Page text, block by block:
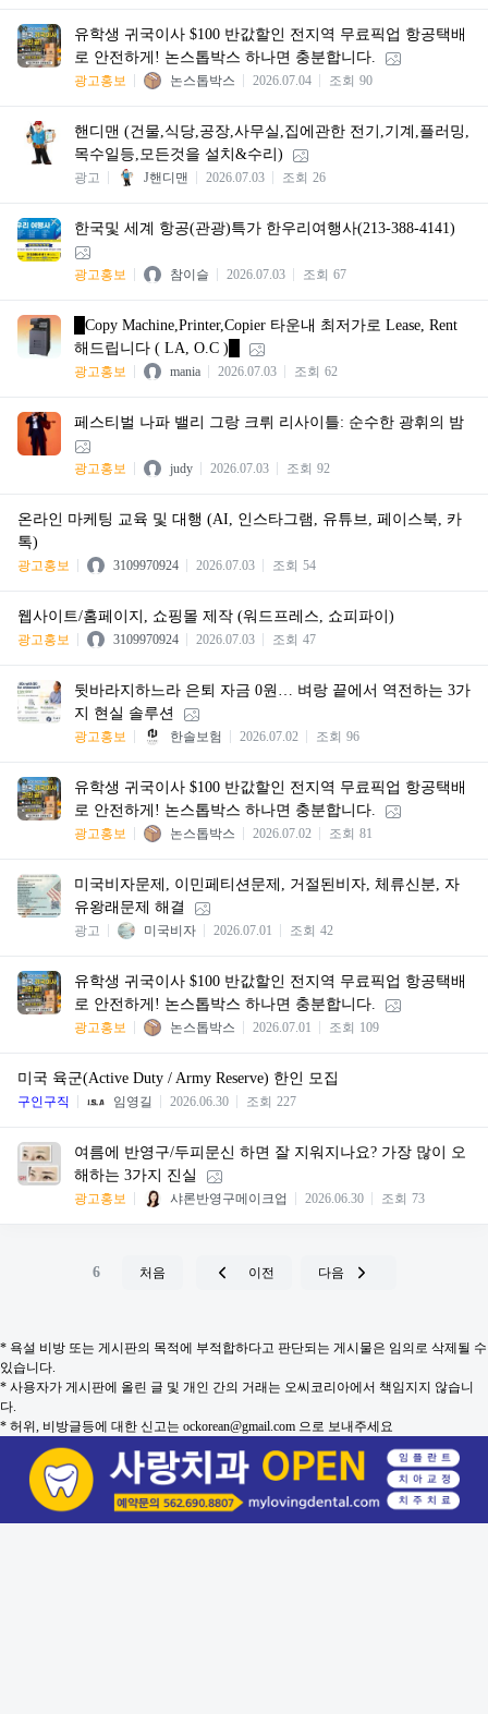
유학생 귀국이사 $100 반값할인 전지역 무료픽업 항공택배
로 안전하게! 논스톱박스 하나면 충분합니다.
광고홍보 논스톱박스 2026.07.04 조회 90
핸디맨 (건물,식당,공장,사무실,집에관한 전기,기계,플러밍,
목수일등,모든것을 설치&수리)
광고 J핸디맨 2026.07.03 조회 26
한국및 세계 항공(관광)특가 한우리여행사(213-388-4141)
광고홍보 참이슬 2026.07.03 조회 67
█Copy Machine,Printer,Copier 타운내 최저가로 Lease, Rent
해드립니다 ( LA, O.C )█
광고홍보 mania 2026.07.03 조회 62
페스티벌 나파 밸리 그랑 크뤼 리사이틀: 순수한 광휘의 밤
광고홍보 judy 2026.07.03 조회 92
온라인 마케팅 교육 및 대행 (AI, 인스타그램, 유튜브, 페이스북, 카
톡)
광고홍보 3109970924 2026.07.03 조회 54
웹사이트/홈페이지, 쇼핑몰 제작 (워드프레스, 쇼피파이)
광고홍보 3109970924 2026.07.03 조회 47
뒷바라지하느라 은퇴 자금 0원… 벼랑 끝에서 역전하는 3가
지 현실 솔루션
광고홍보 한솔보험 2026.07.02 조회 96
유학생 귀국이사 $100 반값할인 전지역 무료픽업 항공택배
로 안전하게! 논스톱박스 하나면 충분합니다.
광고홍보 논스톱박스 2026.07.02 조회 81
미국비자문제, 이민페티션문제, 거절된비자, 체류신분, 자
유왕래문제 해결
광고 미국비자 2026.07.01 조회 42
유학생 귀국이사 $100 반값할인 전지역 무료픽업 항공택배
로 안전하게! 논스톱박스 하나면 충분합니다.
광고홍보 논스톱박스 2026.07.01 조회 109
미국 육군(Active Duty / Army Reserve) 한인 모집
구인구직 임영길 2026.06.30 조회 227
여름에 반영구/두피문신 하면 잘 지워지나요? 가장 많이 오
해하는 3가지 진실
광고홍보 샤론반영구메이크업 2026.06.30 조회 73
6 처음 이전 다음
* 욕설 비방 또는 게시판의 목적에 부적합하다고 판단되는 게시물은 임의로 삭제될 수
있습니다.
* 사용자가 게시판에 올린 글 및 개인 간의 거래는 오씨코리아에서 책임지지 않습니
다.
* 허위, 비방글등에 대한 신고는 ockorean@gmail.com 으로 보내주세요